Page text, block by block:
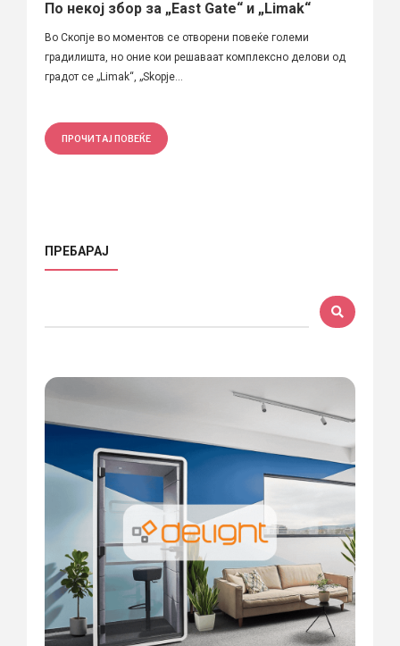
По некој збор за „East Gate“ и „Limak“
Во Скопје во моментов се отворени повеќе големи
градилишта, но оние кои решаваат комплексно делови од
градот се „Limak“, „Skopje...
ПРОЧИТАЈ ПОВЕЌЕ
ПРЕБАРАЈ